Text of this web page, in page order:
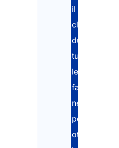
il
cliente
durante
tutte
le
fasi
necessarie
per
ottenere